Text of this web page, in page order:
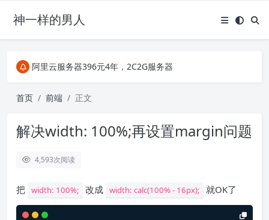
神一样的男人
阿里云服务器396元4年，2C2G服务器
关注Telegram频道有新消息第一时间推送
阿里云服务器396元4年，2C2G服务器
首页 前端 正文
解决width: 100%;再设置margin问题
4,593次阅读
把 width: 100%; 改成 width: calc(100% - 16px); 就OK了